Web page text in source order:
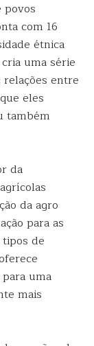
povos
com 16
étnica
uma série
entre
eles
também
da
da agro
para as
de
uma
mais